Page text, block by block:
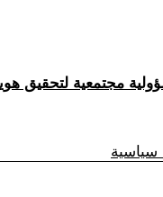
مجتمعية لتحقيق
سياسية